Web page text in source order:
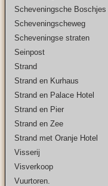
Scheveningsche Boschjes
Scheveningscheweg
Scheveningse straten
Seinpost
Strand
Strand en Kurhaus
Strand en Palace Hotel
Strand en Pier
Strand en Zee
Strand met Oranje Hotel
Visserij
Visverkoop
Vuurtoren.